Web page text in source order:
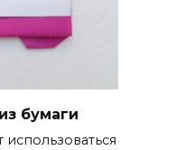
бумаги
использоваться